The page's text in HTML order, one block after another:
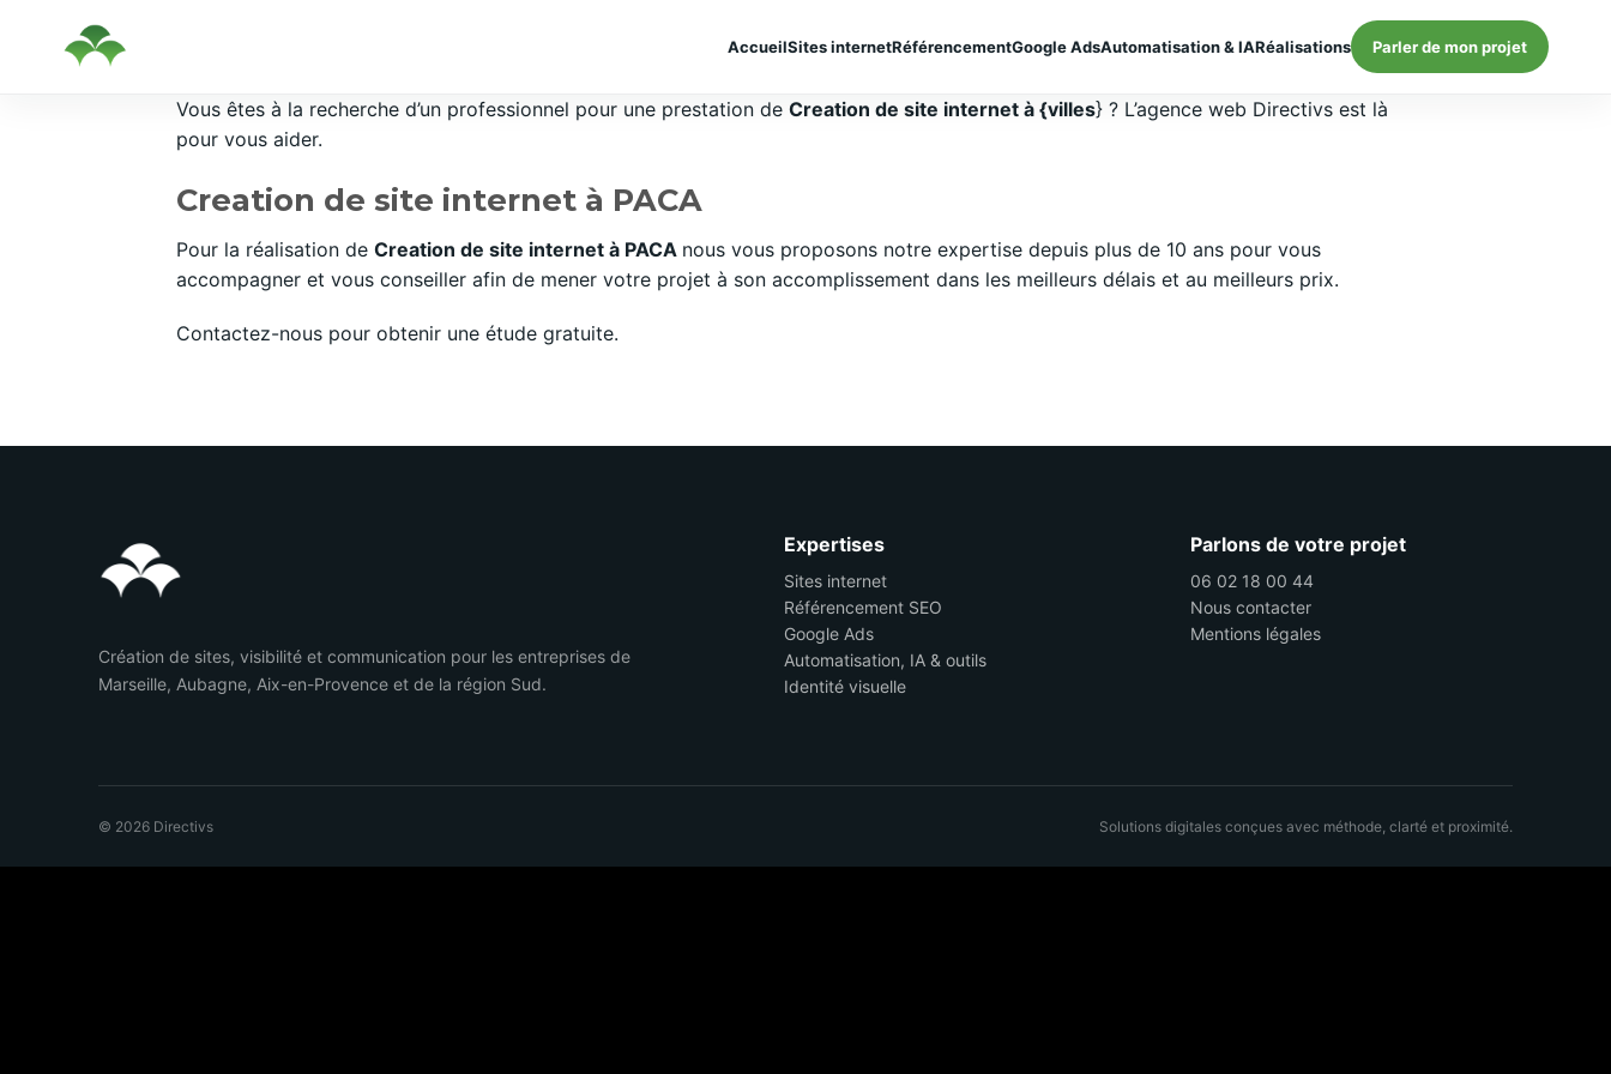
AccueilSites internetRéférencementGoogle AdsAutomatisation & IARéalisations Parler de mon projet
Vous êtes à la recherche d’un professionnel pour une prestation de Creation de site internet à {villes} ? L’agence web Directivs est là
pour vous aider.
Creation de site internet à PACA
Pour la réalisation de Creation de site internet à PACA nous vous proposons notre expertise depuis plus de 10 ans pour vous
accompagner et vous conseiller afin de mener votre projet à son accomplissement dans les meilleurs délais et au meilleurs prix.
Contactez-nous pour obtenir une étude gratuite.
Création de sites, visibilité et communication pour les entreprises de
Marseille, Aubagne, Aix-en-Provence et de la région Sud.
Expertises
Sites internet
Référencement SEO
Google Ads
Automatisation, IA & outils
Identité visuelle
Parlons de votre projet
06 02 18 00 44
Nous contacter
Mentions légales
© 2026 Directivs Solutions digitales conçues avec méthode, clarté et proximité.